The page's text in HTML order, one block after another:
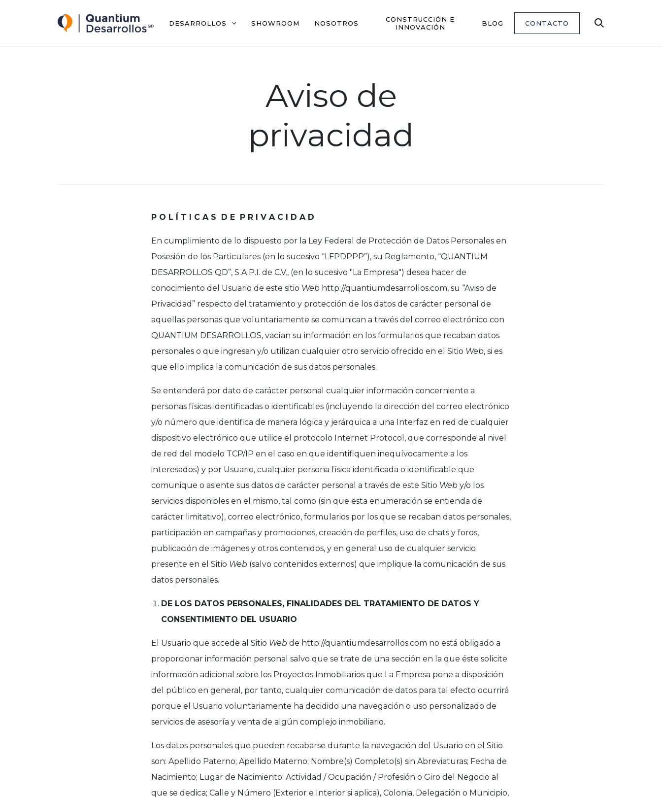
Quantium Desarrollos DESARROLLOS SHOWROOM NOSOTROS
CONSTRUCCIÓN E
INNOVACIÓN
BLOG CONTACTO Buscar
Aviso de
privacidad
P O L Í T I C A S D E P R I V A C I D A D
En cumplimiento de lo dispuesto por la Ley Federal de Protección de Datos Personales en
Posesión de los Particulares (en lo sucesivo “LFPDPPP”), su Reglamento, “QUANTIUM
DESARROLLOS QD”, S.A.P.I. de C.V., (en lo sucesivo "La Empresa") desea hacer de
conocimiento del Usuario de este sitio Web http://quantiumdesarrollos.com, su “Aviso de
Privacidad” respecto del tratamiento y protección de los datos de carácter personal de
aquellas personas que voluntariamente se comunican a través del correo electrónico con
QUANTIUM DESARROLLOS, vacían su información en los formularios que recaban datos
personales o que ingresan y/o utilizan cualquier otro servicio ofrecido en el Sitio Web, si es
que ello implica la comunicación de sus datos personales.
Se entenderá por dato de carácter personal cualquier información concerniente a
personas físicas identificadas o identificables (incluyendo la dirección del correo electrónico
y/o número que identifica de manera lógica y jerárquica a una Interfaz en red de cualquier
dispositivo electrónico que utilice el protocolo Internet Protocol, que corresponde al nivel
de red del modelo TCP/IP en el caso en que identifiquen inequívocamente a los
interesados) y por Usuario, cualquier persona física identificada o identificable que
comunique o asiente sus datos de carácter personal a través de este Sitio Web y/o los
servicios disponibles en el mismo, tal como (sin que esta enumeración se entienda de
carácter limitativo), correo electrónico, formularios por los que se recaban datos personales,
participación en campañas y promociones, creación de perfiles, uso de chats y foros,
publicación de imágenes y otros contenidos, y en general uso de cualquier servicio
presente en el Sitio Web (salvo contenidos externos) que implique la comunicación de sus
datos personales.
DE LOS DATOS PERSONALES, FINALIDADES DEL TRATAMIENTO DE DATOS Y
CONSENTIMIENTO DEL USUARIO
El Usuario que accede al Sitio Web de http://quantiumdesarrollos.com no está obligado a
proporcionar información personal salvo que se trate de una sección en la que éste solicite
información adicional sobre los Proyectos Inmobiliarios que La Empresa pone a disposición
del público en general, por tanto, cualquier comunicación de datos para tal efecto ocurrirá
porque el Usuario voluntariamente ha decidido una navegación o uso personalizado de
servicios de asesoría y venta de algún complejo inmobiliario.
Los datos personales que pueden recabarse durante la navegación del Usuario en el Sitio
son: Apellido Paterno; Apellido Materno; Nombre(s) Completo(s) sin Abreviaturas; Fecha de
Nacimiento; Lugar de Nacimiento; Actividad / Ocupación / Profesión o Giro del Negocio al
que se dedica; Calle y Número (Exterior e Interior si aplica), Colonia, Delegación o Municipio,